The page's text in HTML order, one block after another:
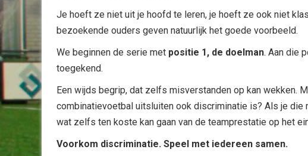
Je hoeft ze niet uit je hoofd te leren, je hoeft ze ook niet
bezoekende ouders geven natuurlijk het goede voorbeeld.
We beginnen de serie met positie 1, de doelman. Aan die
toegekend.
Een wijds begrip, dat zelfs misverstanden op kan wekken.
combinatievoetbal uitsluiten ook discriminatie is? Als je
wat zelfs ten koste kan gaan van de teamprestatie op het
Voorkom discriminatie. Speel met iedereen samen.